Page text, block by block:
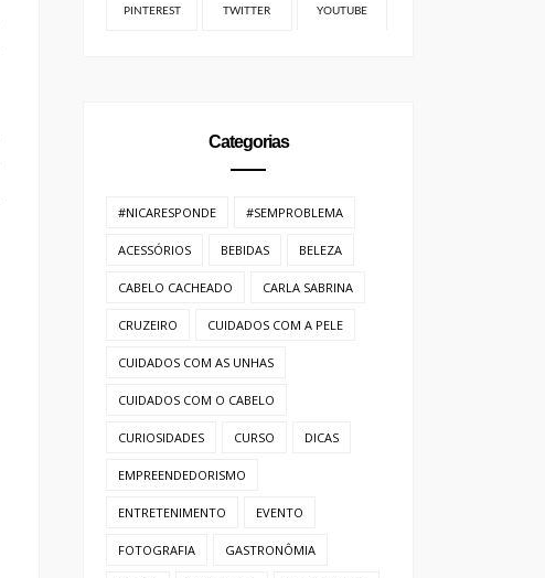
PINTEREST TWITTER YOUTUBE
Categorias
#NICARESPONDE #SEMPROBLEMA
ACESSÓRIOS BEBIDAS BELEZA
CABELO CACHEADO CARLA SABRINA
CRUZEIRO CUIDADOS COM A PELE
CUIDADOS COM AS UNHAS
CUIDADOS COM O CABELO
CURIOSIDADES CURSO DICAS
EMPREENDEDORISMO
ENTRETENIMENTO EVENTO
FOTOGRAFIA GASTRONÔMIA